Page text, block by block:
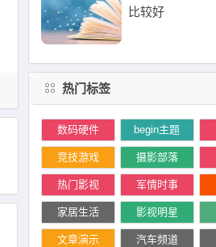
比较好
热门标签
数码硬件 begin主题
竞技游戏 摄影部落
热门影视 军情时事
家居生活 影视明星
文章演示 汽车频道